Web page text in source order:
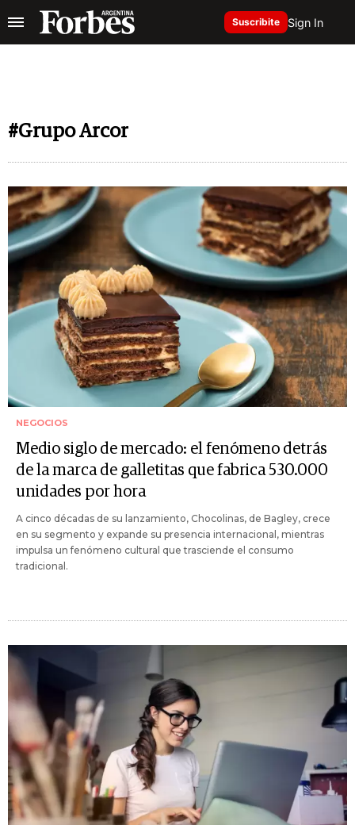
Suscribite Sign In
#Grupo Arcor
NEGOCIOS
Medio siglo de mercado: el fenómeno detrás
de la marca de galletitas que fabrica 530.000
unidades por hora
A cinco décadas de su lanzamiento, Chocolinas, de Bagley, crece
en su segmento y expande su presencia internacional, mientras
impulsa un fenómeno cultural que trasciende el consumo
tradicional.